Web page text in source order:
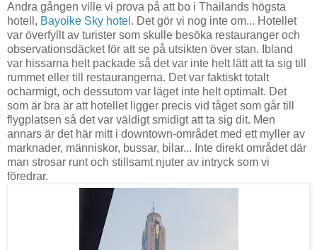
Andra gången ville vi prova på att bo i Thailands högsta
hotell, Bayoike Sky hotel . Det gör vi nog inte om... Hotellet
var överfyllt av turister som skulle besöka restauranger och
observationsdäcket för att se på utsikten över stan. Ibland
var hissarna helt packade så det var inte helt lätt att ta sig till
rummet eller till restaurangerna. Det var faktiskt totalt
ocharmigt, och dessutom var läget inte helt optimalt. Det
som är bra är att hotellet ligger precis vid tåget som går till
flygplatsen så det var väldigt smidigt att ta sig dit. Men
annars är det här mitt i downtown-området med ett myller av
marknader, människor, bussar, bilar... Inte direkt området där
man strosar runt och stillsamt njuter av intryck som vi
föredrar.